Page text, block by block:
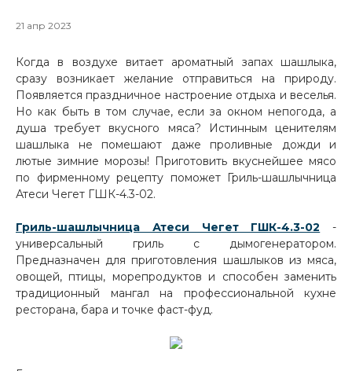
21 апр 2023
Когда в воздухе витает ароматный запах шашлыка,
сразу возникает желание отправиться на природу.
Появляется праздничное настроение отдыха и веселья.
Но как быть в том случае, если за окном непогода, а
душа требует вкусного мяса? Истинным ценителям
шашлыка не помешают даже проливные дожди и
лютые зимние морозы! Приготовить вкуснейшее мясо
по фирменному рецепту поможет Гриль-шашлычница
Атеси Чегет ГШК-4.3-02.
Гриль-шашлычница Атеси Чегет ГШК-4.3-02 -
универсальный гриль с дымогенератором.
Предназначен для приготовления шашлыков из мяса,
овощей, птицы, морепродуктов и способен заменить
традиционный мангал на профессиональной кухне
ресторана, бара и точке фаст-фуд.